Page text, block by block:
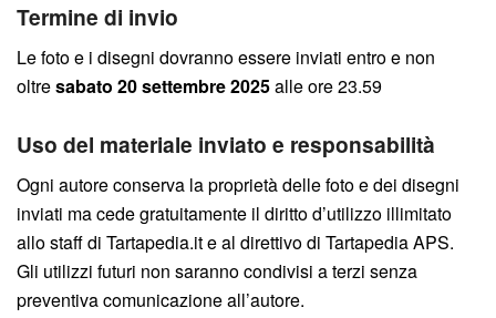
Termine di invio
Le foto e i disegni dovranno essere inviati entro e non
oltresabato 20 settembre 2025alle ore 23.59
Uso del materiale inviato e responsabilità
Ogni autore conserva la proprietà delle foto e dei disegni
inviati ma cede gratuitamente il diritto d’utilizzo illimitato
allo staff di Tartapedia.it e al direttivo di Tartapedia APS.
Gli utilizzi futuri non saranno condivisi a terzi senza
preventiva comunicazione all’autore.